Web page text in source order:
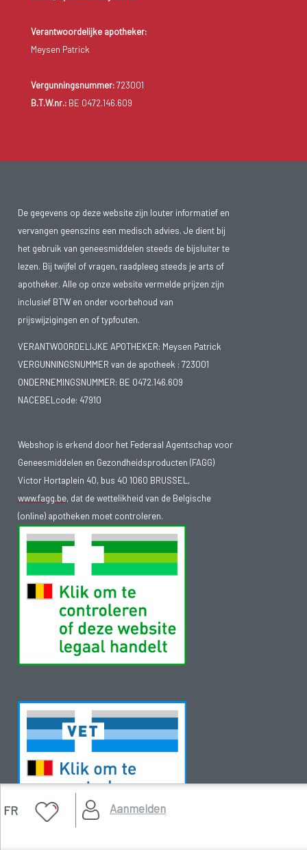
FR Aanmelden
Verantwoordelijke apotheker:
Meysen Patrick
Vergunningsnummer:723001
B.T.W.nr.:BE 0472.146.609
De gegevens op deze website zijn louter informatief en
vervangen geenszins een medisch advies. Je dient bij
het gebruik van geneesmiddelen steeds de bijsluiter te
lezen. Bij twijfel of vragen, raadpleeg steeds je arts of
apotheker. Alle op onze website vermelde prijzen zijn
inclusief BTW en onder voorbehoud van
prijswijzigingen en of typfouten.
VERANTWOORDELIJKE APOTHEKER: Meysen Patrick
VERGUNNINGSNUMMER van de apotheek : 723001
ONDERNEMINGSNUMMER: BE 0472.146.609
NACEBELcode: 47910
Webshop is erkend door het Federaal Agentschap voor
Geneesmiddelen en Gezondheidsproducten (FAGG)
Victor Hortaplein 40, bus 40 1060 BRUSSEL,
www.fagg.be, dat de wettelikheid van de Belgische
(online) apotheken moet controleren.